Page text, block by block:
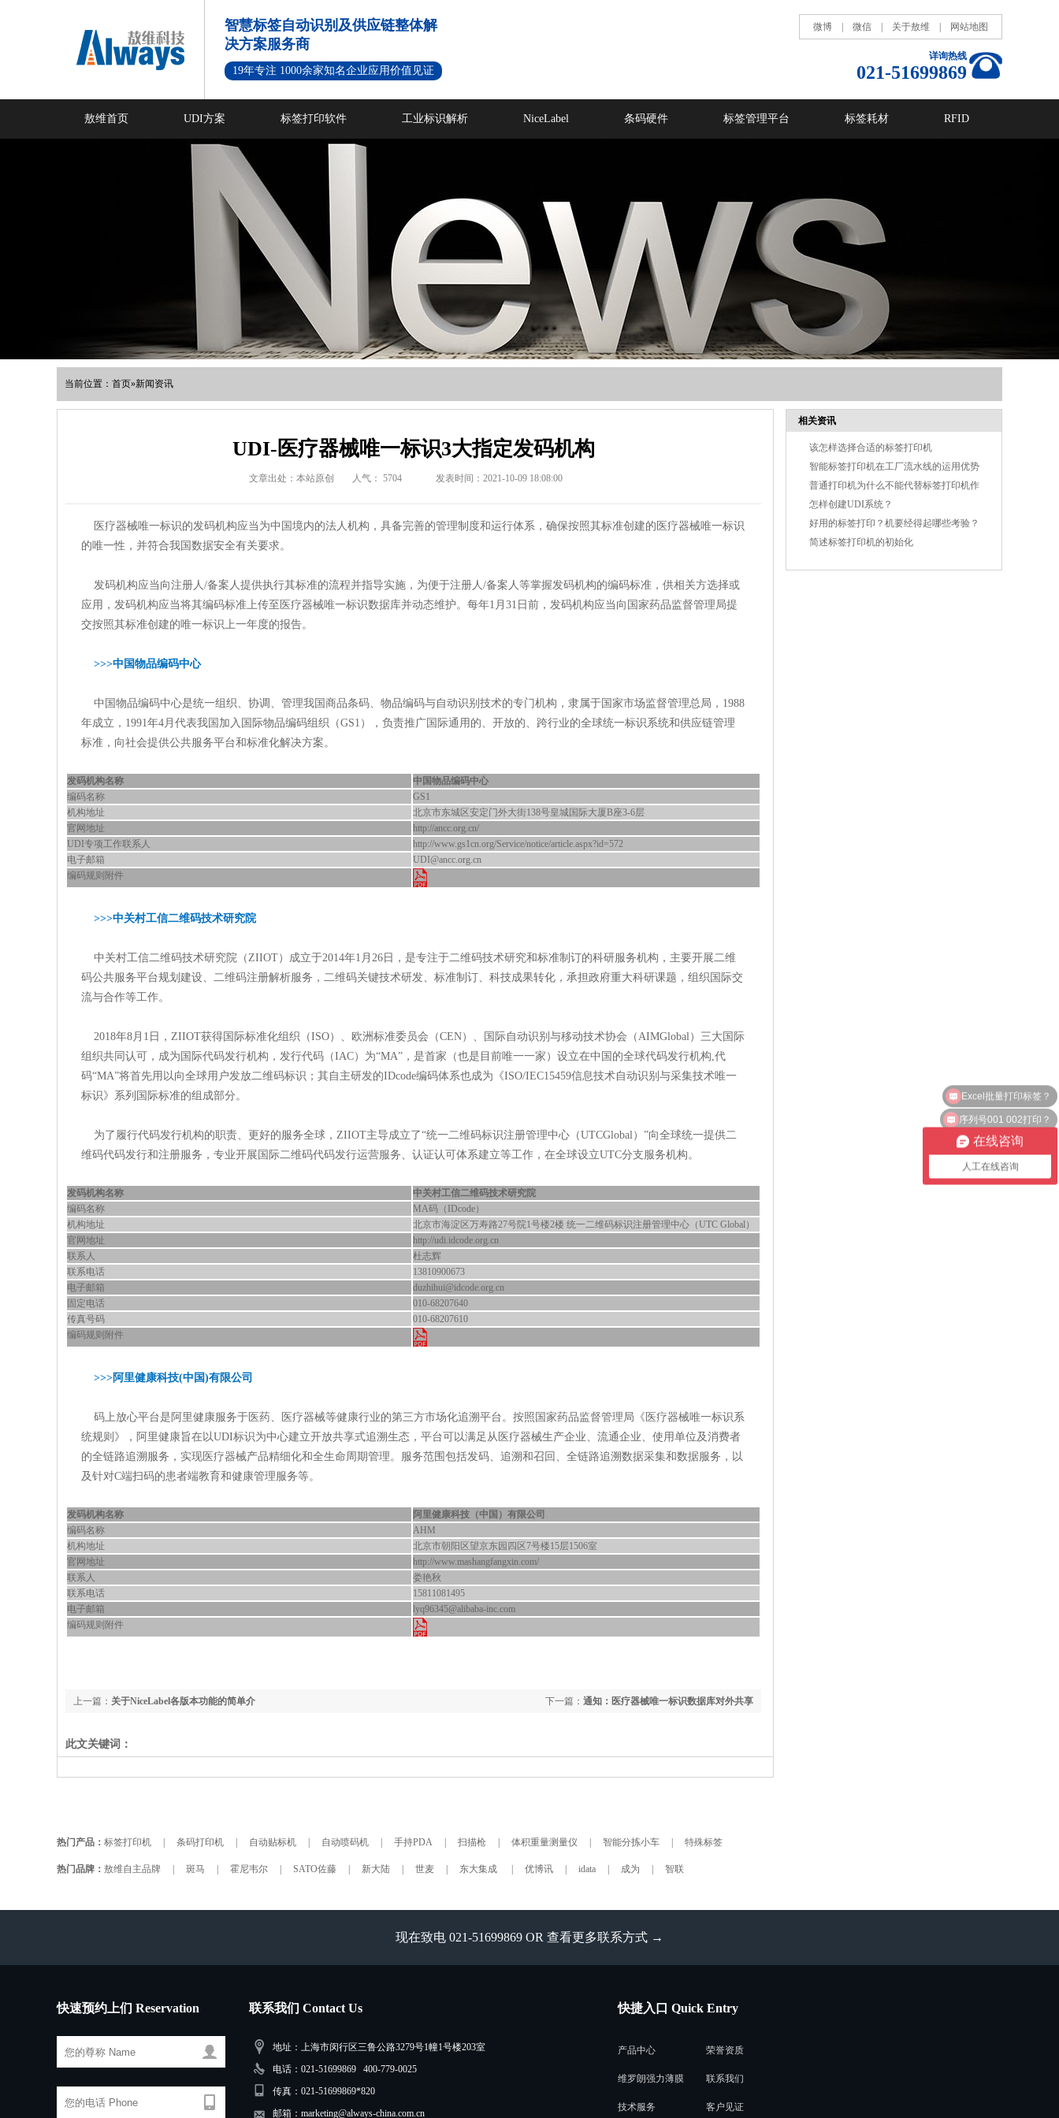
智慧标签自动识别及供应链整体解
决方案服务商
19年专注 1000余家知名企业应用价值见证
微博 微信 关于敖维 网站地图
详询热线
021-51699869
敖维首页 UDI方案 标签打印软件 工业标识解析 NiceLabel 条码硬件 标签管理平台 标签耗材 RFID
成功案例
当前位置： 首页»新闻资讯
UDI-医疗器械唯一标识3大指定发码机构
文章出处：本站原创 人气： 5704 发表时间：2021-10-09 18:08:00
医疗器械唯一标识的发码机构应当为中国境内的法人机构，具备完善的管理制度和运行体系，确保按照其标准创建的医疗器械唯一标识
的唯一性，并符合我国数据安全有关要求。
发码机构应当向注册人/备案人提供执行其标准的流程并指导实施，为便于注册人/备案人等掌握发码机构的编码标准，供相关方选择或
应用，发码机构应当将其编码标准上传至医疗器械唯一标识数据库并动态维护。每年1月31日前，发码机构应当向国家药品监督管理局提
交按照其标准创建的唯一标识上一年度的报告。
>>>中国物品编码中心
中国物品编码中心是统一组织、协调、管理我国商品条码、物品编码与自动识别技术的专门机构，隶属于国家市场监督管理总局，1988
年成立，1991年4月代表我国加入国际物品编码组织（GS1），负责推广国际通用的、开放的、跨行业的全球统一标识系统和供应链管理
标准，向社会提供公共服务平台和标准化解决方案。
发码机构名称
中国物品编码中心
编码名称
GS1
机构地址
北京市东城区安定门外大街138号皇城国际大厦B座3-6层
官网地址
http://ancc.org.cn/
UDI专项工作联系人
http://www.gs1cn.org/Service/notice/article.aspx?id=572
电子邮箱
UDI@ancc.org.cn
编码规则附件
>>>中关村工信二维码技术研究院
中关村工信二维码技术研究院（ZIIOT）成立于2014年1月26日，是专注于二维码技术研究和标准制订的科研服务机构，主要开展二维
码公共服务平台规划建设、二维码注册解析服务，二维码关键技术研发、标准制订、科技成果转化，承担政府重大科研课题，组织国际交
流与合作等工作。
2018年8月1日，ZIIOT获得国际标准化组织（ISO）、欧洲标准委员会（CEN）、国际自动识别与移动技术协会（AIMGlobal）三大国际
组织共同认可，成为国际代码发行机构，发行代码（IAC）为“MA”，是首家（也是目前唯一一家）设立在中国的全球代码发行机构,代
码“MA”将首先用以向全球用户发放二维码标识；其自主研发的IDcode编码体系也成为《ISO/IEC15459信息技术自动识别与采集技术唯一
标识》系列国际标准的组成部分。
为了履行代码发行机构的职责、更好的服务全球，ZIIOT主导成立了“统一二维码标识注册管理中心（UTCGlobal）”向全球统一提供二
维码代码发行和注册服务，专业开展国际二维码代码发行运营服务、认证认可体系建立等工作，在全球设立UTC分支服务机构。
发码机构名称
中关村工信二维码技术研究院
编码名称
MA码（IDcode）
机构地址
北京市海淀区万寿路27号院1号楼2楼 统一二维码标识注册管理中心（UTC Global）
官网地址
http://udi.idcode.org.cn
联系人
杜志辉
联系电话
13810900673
电子邮箱
duzhihui@idcode.org.cn
固定电话
010-68207640
传真号码
010-68207610
编码规则附件
>>>阿里健康科技(中国)有限公司
码上放心平台是阿里健康服务于医药、医疗器械等健康行业的第三方市场化追溯平台。按照国家药品监督管理局《医疗器械唯一标识系
统规则》，阿里健康旨在以UDI标识为中心建立开放共享式追溯生态，平台可以满足从医疗器械生产企业、流通企业、使用单位及消费者
的全链路追溯服务，实现医疗器械产品精细化和全生命周期管理。服务范围包括发码、追溯和召回、全链路追溯数据采集和数据服务，以
及针对C端扫码的患者端教育和健康管理服务等。
发码机构名称
阿里健康科技（中国）有限公司
编码名称
AHM
机构地址
北京市朝阳区望京东园四区7号楼15层1506室
官网地址
http://www.mashangfangxin.com/
联系人
娄艳秋
联系电话
15811081495
电子邮箱
lyq96345@alibaba-inc.com
编码规则附件
下一篇： 通知：医疗器械唯一标识数据库对外共享
上一篇： 关于NiceLabel各版本功能的简单介
此文关键词：
相关资讯
该怎样选择合适的标签打印机
智能标签打印机在工厂流水线的运用优势
普通打印机为什么不能代替标签打印机作
业
怎样创建UDI系统？
好用的标签打印？机要经得起哪些考验？
简述标签打印机的初始化
热门产品： 标签打印机 条码打印机 自动贴标机 自动喷码机 手持PDA 扫描枪 体积重量测量仪 智能分拣小车 特殊标签
热门品牌： 敖维自主品牌 斑马 霍尼韦尔 SATO佐藤 新大陆 世麦 东大集成 优博讯 idata 成为 智联
现在致电 021-51699869 OR 查看更多联系方式 →
快速预约上们 Reservation 联系我们 Contact Us
地址：上海市闵行区三鲁公路3279号1幢1号楼203室
电话：021-51699869 400-779-0025
传真：021-51699869*820
邮箱：marketing@always-china.com.cn
快捷入口 Quick Entry
产品中心 荣誉资质
维罗朗强力薄膜 联系我们
技术服务 客户见证
在线咨询
人工在线咨询
序列号001 002打印？